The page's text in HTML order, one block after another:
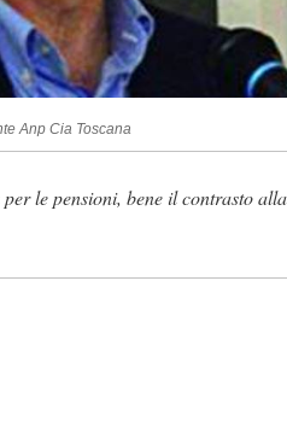
Anp Cia Toscana
le pensioni, bene il contrasto